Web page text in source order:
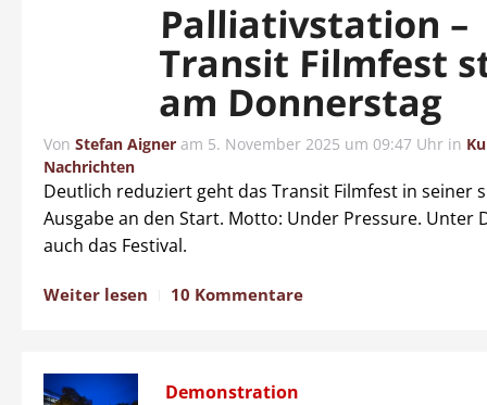
Palliativstation –
Transit Filmfest
am Donnerstag
Von Stefan Aigner am 5. November 2025 um 09:47 Uhr in
Nachrichten
Deutlich reduziert geht das Transit Filmfest in seiner
Ausgabe an den Start. Motto: Under Pressure. Unter
auch das Festival.
Weiter lesen 10 Kommentare
Demonstration